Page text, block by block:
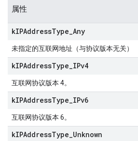
属性
kIPAddressType Any
未指定的互联网地址（与协议版本无关）
kIPAddressType IPv4
互联网协议版本 4。
kIPAddressType IPv6
互联网协议版本 6。
kIPAddressType Unknown